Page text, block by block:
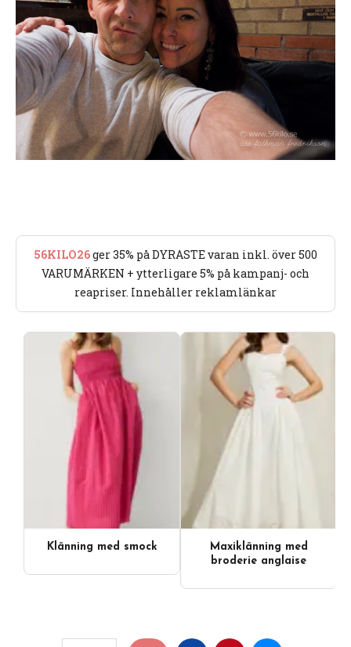
56KILO26ger 35% på DYRASTE varan inkl. över 500
VARUMÄRKEN + ytterligare 5% på kampanj- och
reapriser. Innehåller reklamlänkar
Klänning med smock
Maxiklänning med
broderie anglaise